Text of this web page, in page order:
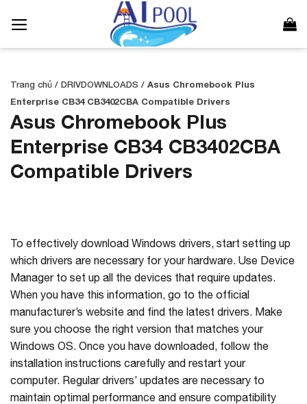
qua
Trang chủ / DRIVDOWNLOADS / Asus Chromebook Plus
Enterprise CB34 CB3402CBA Compatible Drivers
Asus Chromebook Plus
Enterprise CB34 CB3402CBA
Compatible Drivers
To effectively download Windows drivers, start setting up
which drivers are necessary for your hardware. Use Device
Manager to set up all the devices that require updates.
When you have this information, go to the official
manufacturer’s website and find the latest drivers. Make
sure you choose the right version that matches your
Windows OS. Once you have downloaded, follow the
installation instructions carefully and restart your
computer. Regular drivers’ updates are necessary to
maintain optimal performance and ensure compatibility